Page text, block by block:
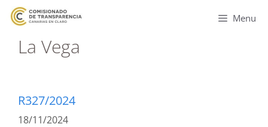
Menu
La Vega
R327/2024
18/11/2024